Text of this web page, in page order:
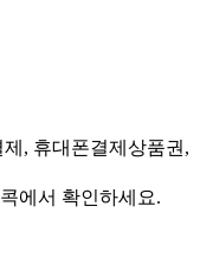
, 휴대폰결제상품권,
에서 확인하세요.